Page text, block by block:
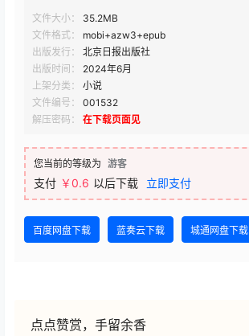
文件大小：
35.2MB
文件格式：
mobi+azw3+epub
出版发行：
北京日报出版社
出版时间：
2024年6月
上架分类：
小说
文件编号：
001532
解压密码：
在下载页面见
您当前的等级为 游客
支付 ￥0.6 以后下载 立即支付
百度网盘下载 蓝奏云下载 城通网盘下载
点点赞赏，手留余香